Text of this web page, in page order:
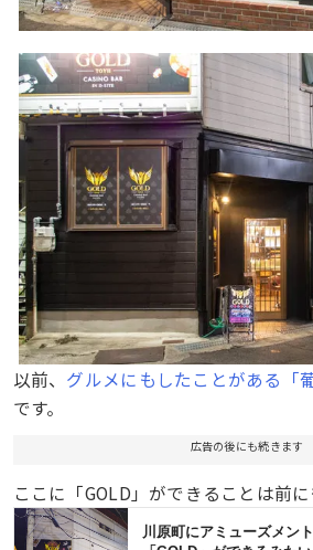
以前、 グルメにもしたことがある「
です。
広告の後にも続きます
ここに「GOLD」ができることは前